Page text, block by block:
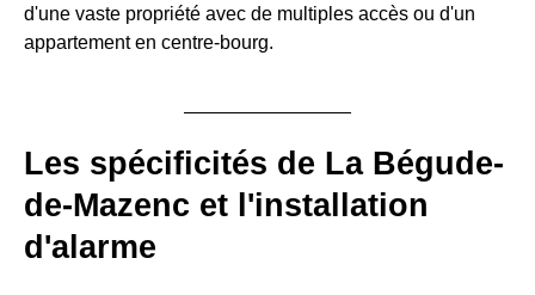
d'une vaste propriété avec de multiples accès ou d'un
appartement en centre-bourg.
Les spécificités de La Bégude-
de-Mazenc et l'installation
d'alarme